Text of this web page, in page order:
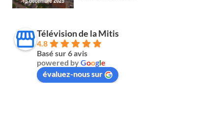
Télévision de la Mitis
4.8
Basé sur 6 avis
powered byGoogle
évaluez-nous sur